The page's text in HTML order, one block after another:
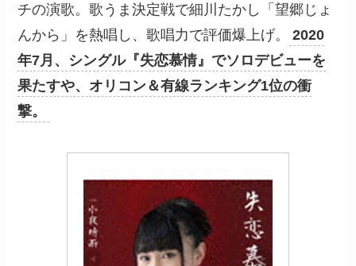
チの演歌。歌うま決定戦で細川たかし「望郷じょ
んから」を熱唱し、歌唱力で評価爆上げ。
2020
年7月、シングル『失恋慕情』でソロデビューを
果たすや、オリコン＆有線ランキング1位の衝
撃。